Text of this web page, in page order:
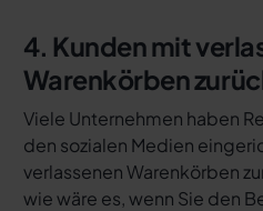
4. Kunden mit
Warenkörben
Viele Unternehmen haben
den sozialen Medien
verlassenen Warenkörben
wie wäre es, wenn Sie den